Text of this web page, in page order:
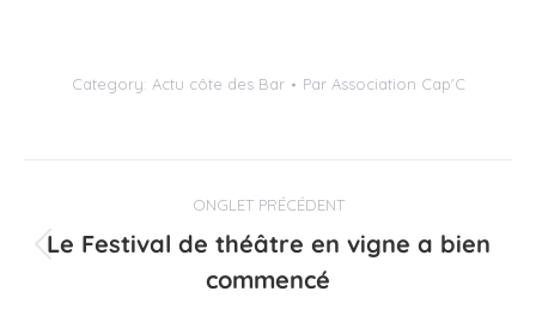
Category: Actu côte des Bar Par Association Cap'C
de
commentaire
ONGLET PRÉCÉDENT
Onglet
précédent
Le Festival de théâtre en vigne a bien
commencé